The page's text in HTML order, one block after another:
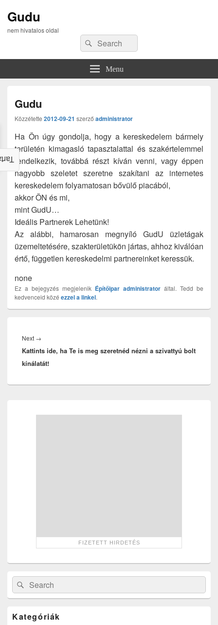
Gudu
nem hivatalos oldal
Search
for:
Search
Menu
Gudu
Közzétette 2012-09-21 szerző administrator
Ha Ön úgy gondolja, hogy a kereskedelem bármely
területén kimagasló tapasztalattal és szakértelemmel
rendelkezik, továbbá részt kíván venni, vagy éppen
nagyobb szeletet szeretne szakítani az internetes
kereskedelem folyamatosan bővülő piacából,
akkor ÖN és mi,
mint GudU…
Ideális Partnerek Lehetünk!
Az alábbi, hamarosan megnyíló GudU üzletágak
üzemeltetésére, szakterületükön jártas, ahhoz kiválóan
értő, független kereskedelmi partnereinket keressük.
none
Ez a bejegyzés megjelenik Építőipar administrator által. Tedd be
kedvenceid közé ezzel a linkel.
navigáció
Next →
post:
Kattints ide, ha Te is meg szeretnéd nézni a szivattyú bolt
kínálatát!
Search
for:
Search
Kategóriák